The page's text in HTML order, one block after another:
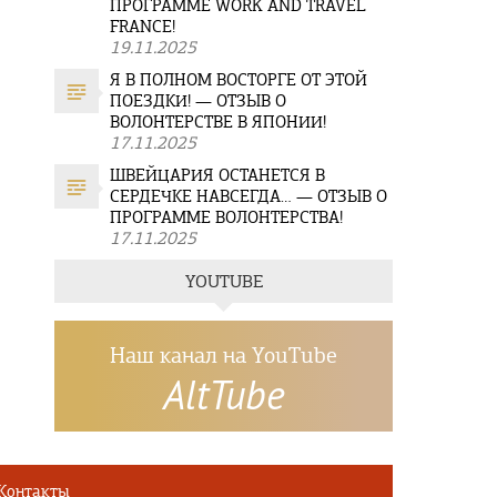
ПРОГРАММЕ WORK AND TRAVEL
FRANCE!
19.11.2025
Я В ПОЛНОМ ВОСТОРГЕ ОТ ЭТОЙ
ПОЕЗДКИ! — ОТЗЫВ О
ВОЛОНТЕРСТВЕ В ЯПОНИИ!
17.11.2025
ШВЕЙЦАРИЯ ОСТАНЕТСЯ В
СЕРДЕЧКЕ НАВСЕГДА… — ОТЗЫВ О
ПРОГРАММЕ ВОЛОНТЕРСТВА!
17.11.2025
YOUTUBE
Наш канал на YouTube
AltTube